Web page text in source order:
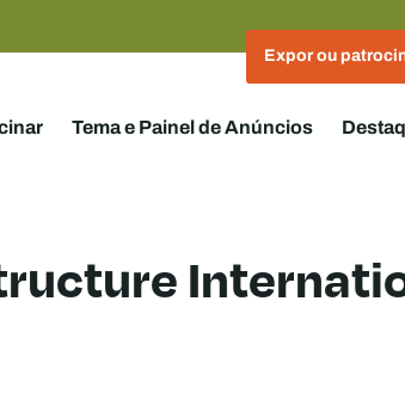
Expor ou
Tema e Painel de Anúncios